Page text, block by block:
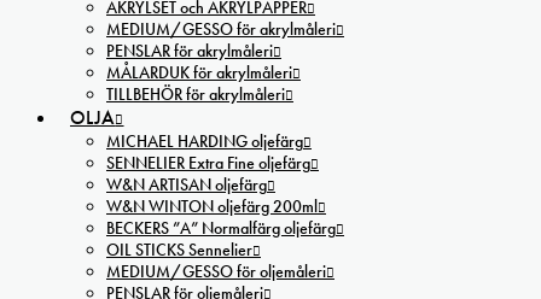
AKRYLSET och AKRYLPAPPER
MEDIUM/GESSO för akrylmåleri
PENSLAR för akrylmåleri
MÅLARDUK för akrylmåleri
TILLBEHÖR för akrylmåleri
OLJA
MICHAEL HARDING oljefärg
SENNELIER Extra Fine oljefärg
W&N ARTISAN oljefärg
W&N WINTON oljefärg 200ml
BECKERS ”A” Normalfärg oljefärg
OIL STICKS Sennelier
MEDIUM/GESSO för oljemåleri
PENSLAR för oljemåleri